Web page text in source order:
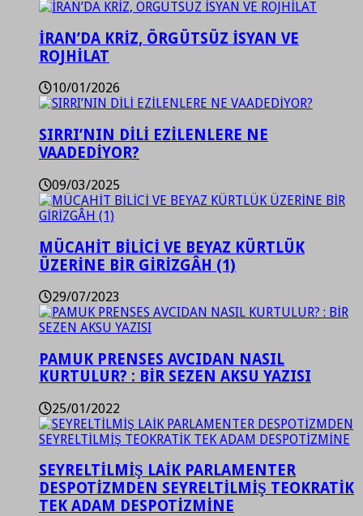
İRAN’DA KRİZ, ÖRGÜTSÜZ İSYAN VE
ROJHİLAT
10/01/2026
SIRRI’NIN DİLİ EZİLENLERE NE
VAADEDİYOR?
09/03/2025
MÜCAHİT BİLİCİ VE BEYAZ KÜRTLÜK
ÜZERİNE BİR GİRİZGÂH (1)
29/07/2023
PAMUK PRENSES AVCIDAN NASIL
KURTULUR? : BİR SEZEN AKSU YAZISI
25/01/2022
SEYRELTİLMİŞ LAİK PARLAMENTER
DESPOTİZMDEN SEYRELTİLMİŞ TEOKRATİK
TEK ADAM DESPOTİZMİNE